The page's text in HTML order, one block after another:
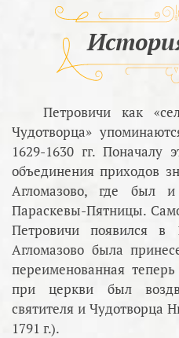
Петровичи как
Чудотворца»
1629-1630 гг. Поначалу
объединения приходов
Агломазово, где
Параскевы-Пятницы.
Петровичи появился
Агломазово была
переименованная
при церкви был
святителя и Чудотворца
1791 г.).